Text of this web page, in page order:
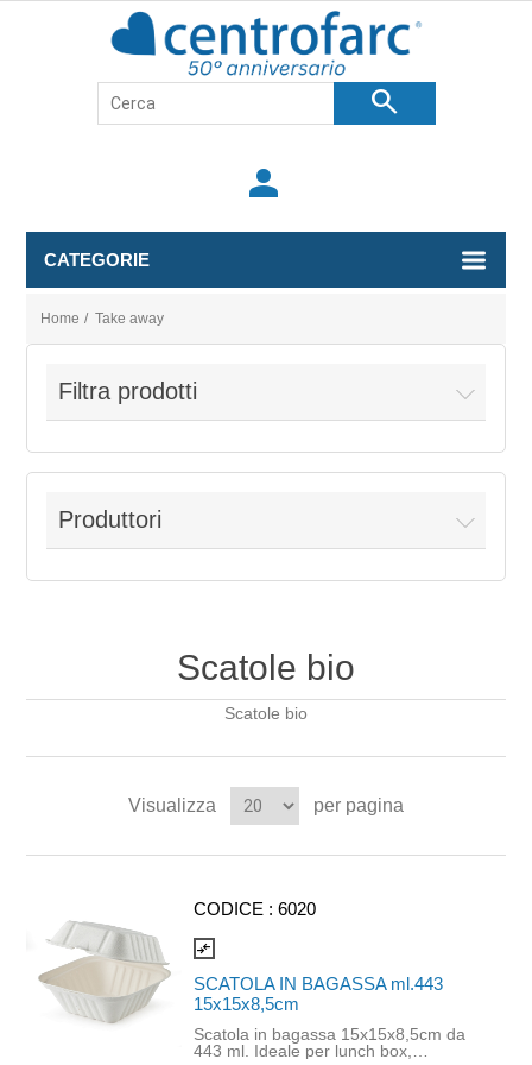
search
person
CATEGORIE
Home / Take away
Filtra prodotti
Produttori
Scatole bio
Scatole bio
Visualizza per pagina
CODICE :6020
compare_arrows
SCATOLA IN BAGASSA ml.443
15x15x8,5cm
Scatola in bagassa 15x15x8,5cm da
443 ml. Ideale per lunch box,